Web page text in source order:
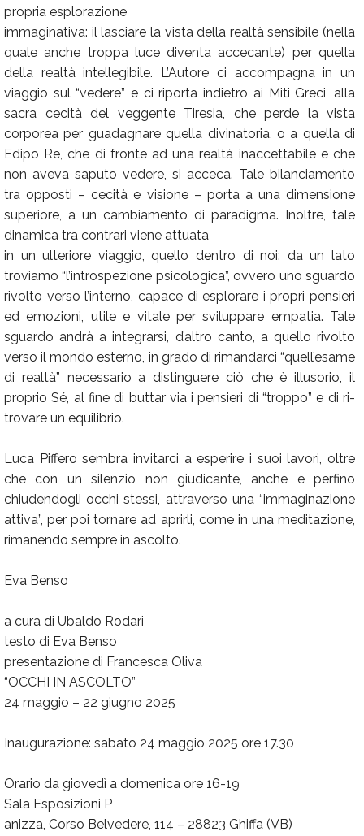
propria esplorazione
immaginativa: il lasciare la vista della realtà sensibile (nella
quale anche troppa luce diventa accecante) per quella
della realtà intellegibile. L’Autore ci accompagna in un
viaggio sul “vedere” e ci riporta indietro ai Miti Greci, alla
sacra cecità del veggente Tiresia, che perde la vista
corporea per guadagnare quella divinatoria, o a quella di
Edipo Re, che di fronte ad una realtà inaccettabile e che
non aveva saputo vedere, si acceca. Tale bilanciamento
tra opposti – cecità e visione – porta a una dimensione
superiore, a un cambiamento di paradigma. Inoltre, tale
dinamica tra contrari viene attuata
in un ulteriore viaggio, quello dentro di noi: da un lato
troviamo “l’introspezione psicologica”, ovvero uno sguardo
rivolto verso l’interno, capace di esplorare i propri pensieri
ed emozioni, utile e vitale per sviluppare empatia. Tale
sguardo andrà a integrarsi, d’altro canto, a quello rivolto
verso il mondo esterno, in grado di rimandarci “quell’esame
di realtà” necessario a distinguere ciò che è illusorio, il
proprio Sé, al fine di buttar via i pensieri di “troppo” e di ri-
trovare un equilibrio.
Luca Piffero sembra invitarci a esperire i suoi lavori, oltre
che con un silenzio non giudicante, anche e perfino
chiudendogli occhi stessi, attraverso una “immaginazione
attiva”, per poi tornare ad aprirli, come in una meditazione,
rimanendo sempre in ascolto.
Eva Benso
a cura di Ubaldo Rodari
testo di Eva Benso
presentazione di Francesca Oliva
“OCCHI IN ASCOLTO”
24 maggio – 22 giugno 2025
Inaugurazione: sabato 24 maggio 2025 ore 17.30
Orario da giovedì a domenica ore 16-19
Sala Esposizioni P
anizza, Corso Belvedere, 114 – 28823 Ghiffa (VB)